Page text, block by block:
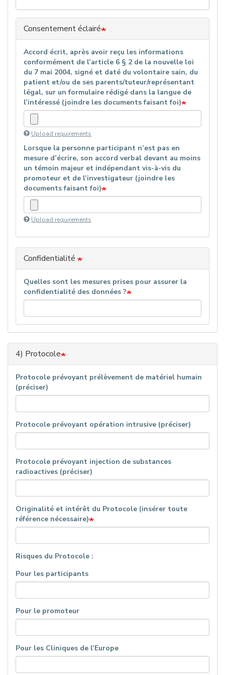
Consentement éclairé
Accord écrit, après avoir reçu les informations
conformément de l’article 6 § 2 de la nouvelle loi
du 7 mai 2004, signé et daté du volontaire sain, du
patient et/ou de ses parents/tuteur/représentant
légal, sur un formulaire rédigé dans la langue de
l’intéressé (joindre les documents faisant foi)
Upload requirements
Lorsque la personne participant n’est pas en
mesure d’écrire, son accord verbal devant au moins
un témoin majeur et indépendant vis-à-vis du
promoteur et de l’investigateur (joindre les
documents faisant foi)
Upload requirements
Confidentialité
Quelles sont les mesures prises pour assurer la
confidentialité des données ?
4) Protocole
Protocole prévoyant prélèvement de matériel humain
(préciser)
Protocole prévoyant opération intrusive (préciser)
Protocole prévoyant injection de substances
radioactives (préciser)
Originalité et intérêt du Protocole (insérer toute
référence nécessaire)
Risques du Protocole :
Pour les participants
Pour le promoteur
Pour les Cliniques de l’Europe